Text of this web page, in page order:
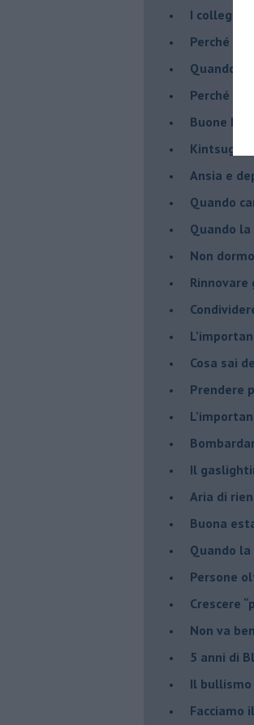
​I
​Perché
​Quando
​Perché
​Buone
​Kintsugi:
Ansia e
Quando
​Quando
Non
​Cosa sai
Prendere
Il
Aria di
Buona
​Quando
​Persone
​Crescere
Non va
​5 anni di
​Il bullismo
Facciamo